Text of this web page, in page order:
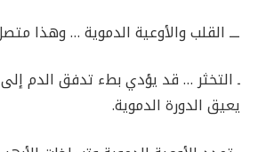
ـــ القلب والأوعية الدموية … وهذا
ـ التخثر … قد يؤدي بطء تدفق الدم
يعيق الدورة الدموية.